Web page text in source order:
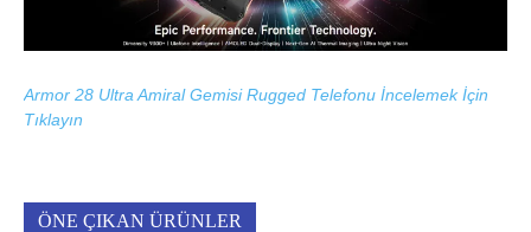
Armor 28 Ultra Amiral Gemisi Rugged Telefonu İncelemek İçin
Tıklayın
ÖNE ÇIKAN ÜRÜNLER